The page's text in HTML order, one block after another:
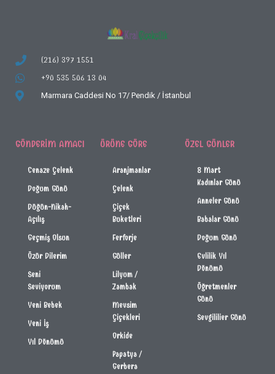
(216) 397 1551
+90 535 506 13 04
Marmara Caddesi No 17/ Pendik / İstanbul
GÖNDERIM AMACI
Cenaze Çelenk
Doğum Günü
Düğün-Nikah-
Açılış
Geçmiş Olsun
Özür Dilerim
Seni
Seviyorum
Yeni Bebek
Yeni İş
Yıl Dönümü
ÜRÜNE GÖRE
Aranjmanlar
Çelenk
Çiçek
Buketleri
Ferforje
Güller
Lilyum /
Zambak
Mevsim
Çiçekleri
Orkide
Papatya /
Gerbera
ÖZEL GÜNLER
8 Mart
Kadınlar Günü
Anneler Günü
Babalar Günü
Doğum Günü
Evlilik Yıl
Dönümü
Öğretmenler
Günü
Sevgililier Günü